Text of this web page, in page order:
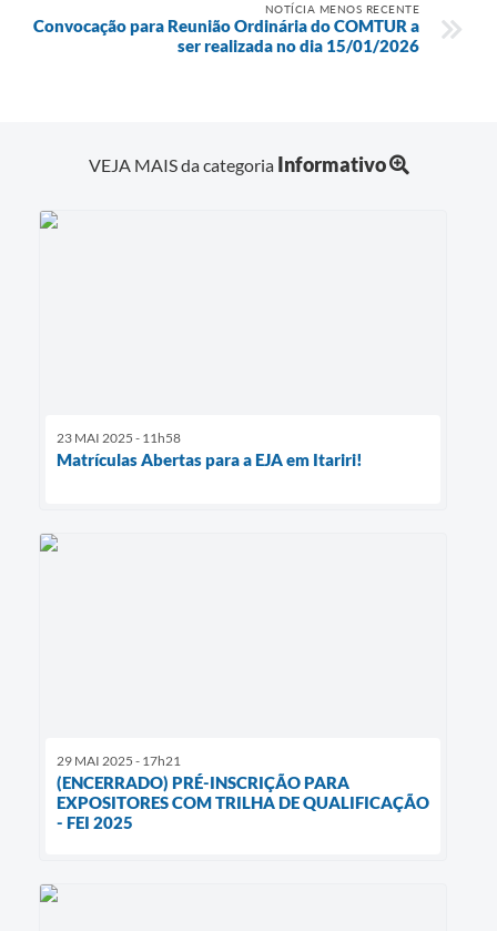
NOTÍCIA MENOS RECENTE
Convocação para Reunião Ordinária do COMTUR a
ser realizada no dia 15/01/2026
VEJA MAIS da categoria Informativo
23 MAI 2025 - 11h58
Matrículas Abertas para a EJA em Itariri!
29 MAI 2025 - 17h21
(ENCERRADO) PRÉ-INSCRIÇÃO PARA
EXPOSITORES COM TRILHA DE QUALIFICAÇÃO
- FEI 2025